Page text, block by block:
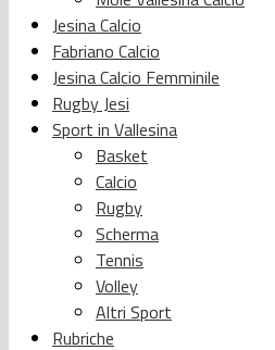
Jesina Calcio
Fabriano Calcio
Jesina Calcio Femminile
Rugby Jesi
Sport in Vallesina
Basket
Calcio
Rugby
Scherma
Tennis
Volley
Altri Sport
Rubriche